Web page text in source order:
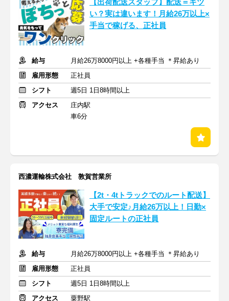
【出荷配送スタッフ】配送＝キツ
い？実は違います！月給26万以上×
手当で稼げる、正社員
給与
月給26万8000円以上 +各種手当 ＊昇給あり
雇用形態
正社員
シフト
週5日 1日8時間以上
アクセス
庄内駅
車6分
西濃運輸株式会社 敦賀営業所
【2t・4tトラックでのルート配送】
大手で安定♪月給26万以上！日勤×
固定ルートの正社員
給与
月給26万8000円以上 +各種手当 ＊昇給あり
雇用形態
正社員
シフト
週5日 1日8時間以上
アクセス
粟野駅